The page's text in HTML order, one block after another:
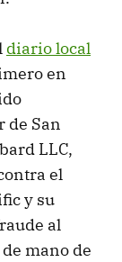
diario local
en
de San
LLC,
el
y su
al
mano de